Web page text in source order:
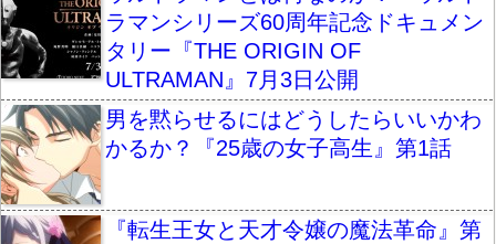
ラマンシリーズ60周年記念ドキュメン
タリー『THE ORIGIN OF
ULTRAMAN』7月3日公開
男を黙らせるにはどうしたらいいかわ
かるか？『25歳の女子高生』第1話
『転生王女と天才令嬢の魔法革命』第